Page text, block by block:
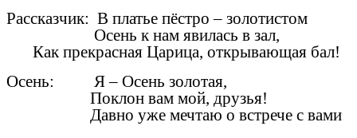
Рассказчик: В платье пёстро – золотистом
Осень к нам явилась в зал,
Царица, открывающая бал!
Осень: Я – Осень золотая,
Поклон вам мой, друзья!
Давно уже мечтаю о встрече с вами